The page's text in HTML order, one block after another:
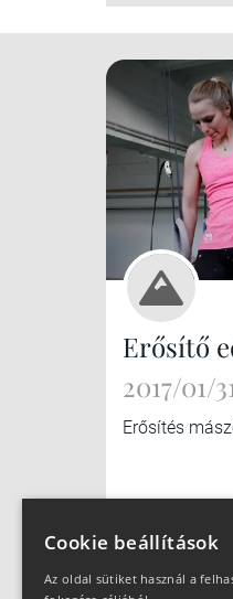
Erősítő
2017/01/
Erősítés
Cookie beállítások
Az oldal sütiket használ a